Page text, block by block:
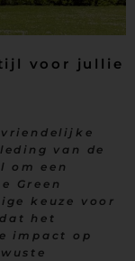
voor jullie
van de
om een
Green
keuze voor
het
impact op